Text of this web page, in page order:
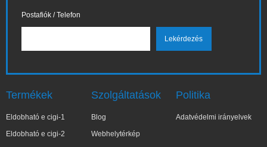
Postafiók / Telefon
Termékek
Eldobható e cigi-1
Eldobható e cigi-2
Szolgáltatások
Blog
Webhelytérkép
Politika
Adatvédelmi irányelvek